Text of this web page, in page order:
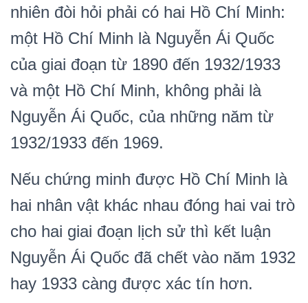
nhiên đòi hỏi phải có hai Hồ Chí Minh:
một Hồ Chí Minh là Nguyễn Ái Quốc
của giai đoạn từ 1890 đến 1932/1933
và một Hồ Chí Minh, không phải là
Nguyễn Ái Quốc, của những năm từ
1932/1933 đến 1969.
Nếu chứng minh được Hồ Chí Minh là
hai nhân vật khác nhau đóng hai vai trò
cho hai giai đoạn lịch sử thì kết luận
Nguyễn Ái Quốc đã chết vào năm 1932
hay 1933 càng được xác tín hơn.